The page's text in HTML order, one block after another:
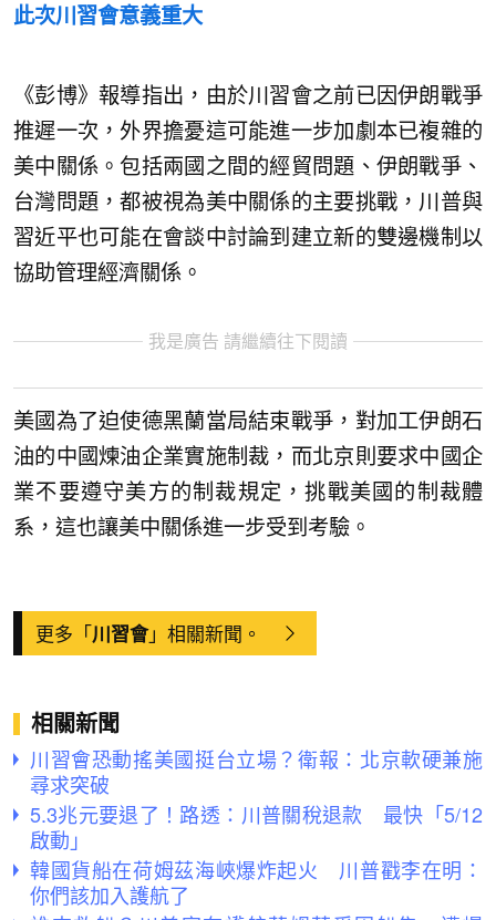
此次川習會意義重大
《彭博》報導指出，由於川習會之前已因伊朗戰爭
推遲一次，外界擔憂這可能進一步加劇本已複雜的
美中關係。包括兩國之間的經貿問題、伊朗戰爭、
台灣問題，都被視為美中關係的主要挑戰，川普與
習近平也可能在會談中討論到建立新的雙邊機制以
協助管理經濟關係。
我是廣告 請繼續往下閱讀
美國為了迫使德黑蘭當局結束戰爭，對加工伊朗石
油的中國煉油企業實施制裁，而北京則要求中國企
業不要遵守美方的制裁規定，挑戰美國的制裁體
系，這也讓美中關係進一步受到考驗。
更多「川習會」相關新聞。
相關新聞
川習會恐動搖美國挺台立場？衛報：北京軟硬兼施
尋求突破
5.3兆元要退了！路透：川普關稅退款 最快「5/12
啟動」
韓國貨船在荷姆茲海峽爆炸起火 川普戳李在明：
你們該加入護航了